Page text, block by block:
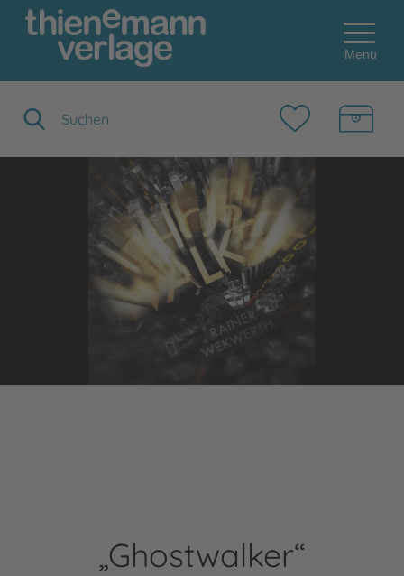
Menu
„Ghostwalker“